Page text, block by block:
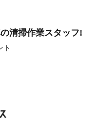
清掃作業スタッフ!
ト